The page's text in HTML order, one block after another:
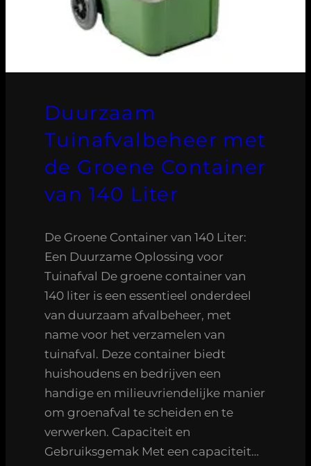
Duurzaam
Tuinafvalbeheer met
de Groene Container
van 140 Liter
De Groene Container van 140 Liter:
Een Duurzame Oplossing voor
Tuinafval De groene container van
140 liter is een essentieel onderdeel
van duurzaam afvalbeheer, met
name voor het verzamelen van
tuinafval. Deze container biedt
huishoudens en bedrijven een
handige en milieuvriendelijke manier
om groenafval te scheiden en te
verwerken. Capaciteit en
Gebruiksgemak Met een capaciteit…